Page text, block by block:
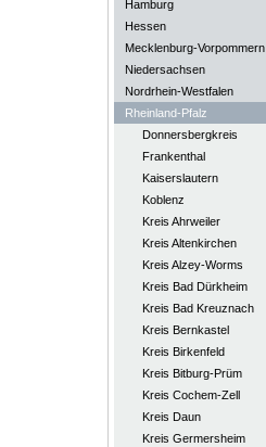
Hamburg
Hessen
Mecklenburg-Vorpommern
Niedersachsen
Nordrhein-Westfalen
Rheinland-Pfalz
Donnersbergkreis
Frankenthal
Kaiserslautern
Koblenz
Kreis Ahrweiler
Kreis Altenkirchen
Kreis Alzey-Worms
Kreis Bad Dürkheim
Kreis Bad Kreuznach
Kreis Bernkastel
Kreis Birkenfeld
Kreis Bitburg-Prüm
Kreis Cochem-Zell
Kreis Daun
Kreis Germersheim